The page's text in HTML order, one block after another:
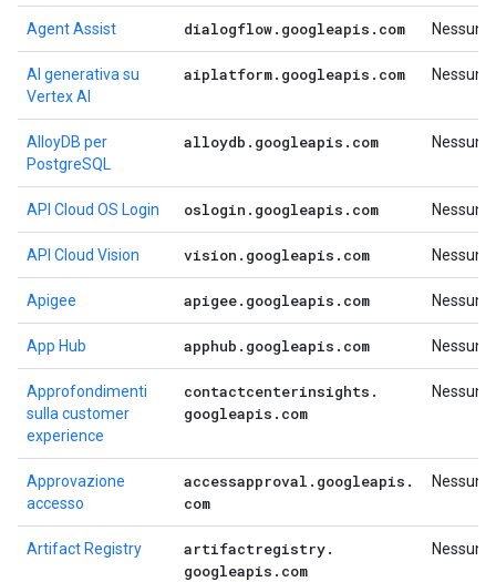
Agent Assist dialogflow. googleapis . com Nessuno
AI generativa su
Vertex AI
aiplatform. googleapis . com Nessuno
AlloyDB per
PostgreSQL
alloydb . googleapis . com Nessuno
API Cloud OS Login oslogin . googleapis . com Nessuno
API Cloud Vision vision . googleapis . com Nessuno
Apigee apigee. googleapis . com Nessuno
App Hub apphub . googleapis . com Nessuno
Approfondimenti
sulla customer
experience
contactcenterinsights .
googleapis . com
Nessuno
Approvazione
accesso
accessapproval . googleapis .
com
Nessuno
Artifact Registry artifactregistry.
googleapis . com
Nessuno